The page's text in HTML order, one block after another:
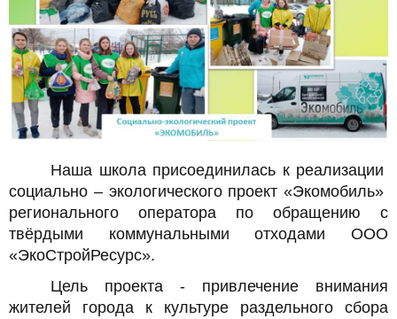
Наша школа присоединилась к реализации
социально – экологического проект «Экомобиль»
регионального оператора по обращению с
твёрдыми коммунальными отходами ООО
«ЭкоСтройРесурс».
Цель проекта - привлечение внимания
жителей города к культуре раздельного сбора